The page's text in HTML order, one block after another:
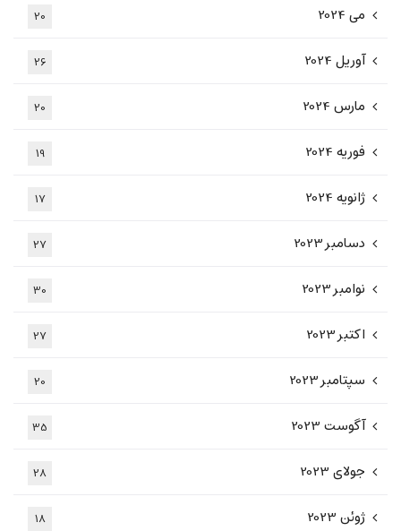
می 2024 20
آوریل 2024 26
مارس 2024 20
فوریه 2024 19
ژانویه 2024 17
دسامبر 2023 27
نوامبر 2023 30
اکتبر 2023 27
سپتامبر 2023 20
آگوست 2023 35
جولای 2023 28
ژوئن 2023 18